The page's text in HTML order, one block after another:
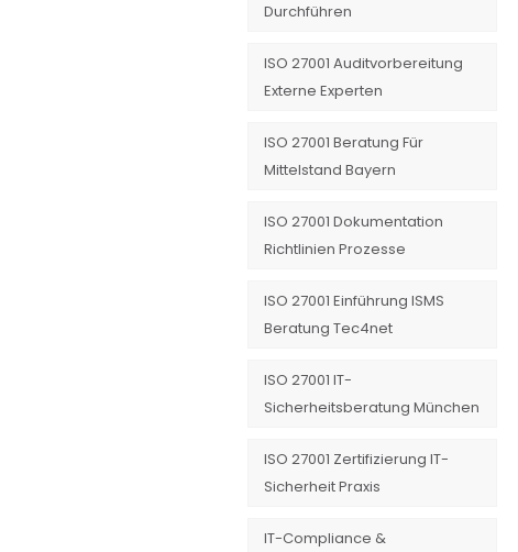
Durchführen
ISO 27001 Auditvorbereitung
Externe Experten
ISO 27001 Beratung Für
Mittelstand Bayern
ISO 27001 Dokumentation
Richtlinien Prozesse
ISO 27001 Einführung ISMS
Beratung Tec4net
ISO 27001 IT-
Sicherheitsberatung München
ISO 27001 Zertifizierung IT-
Sicherheit Praxis
IT-Compliance &